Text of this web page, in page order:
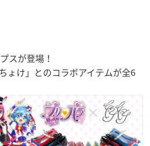
スが登場！
ょけ」とのコラボアイテムが全6